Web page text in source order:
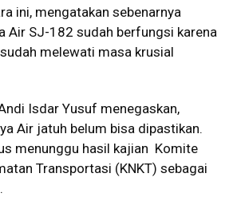
ini, mengatakan sebenarnya
Air SJ-182 sudah berfungsi karena
melewati masa krusial
Isdar Yusuf menegaskan,
Air jatuh belum bisa dipastikan.
menunggu hasil kajian Komite
Transportasi (KNKT) sebagai